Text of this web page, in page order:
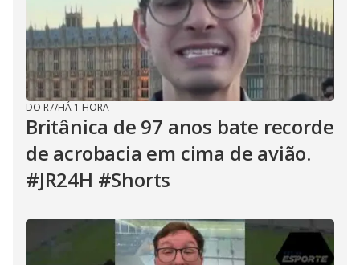
DO R7/HÁ 1 HORA
Britânica de 97 anos bate recorde
de acrobacia em cima de avião.
#JR24H #Shorts